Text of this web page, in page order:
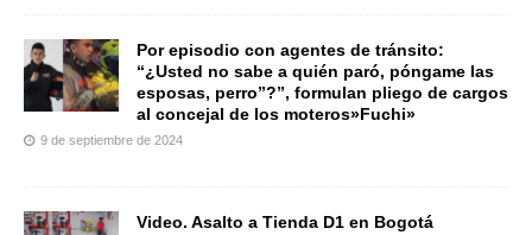
Por episodio con agentes de tránsito:
“¿Usted no sabe a quién paró, póngame las
esposas, perro”?”, formulan pliego de cargos
al concejal de los moteros»Fuchi»
9 de septiembre de 2024
Video. Asalto a Tienda D1 en Bogotá